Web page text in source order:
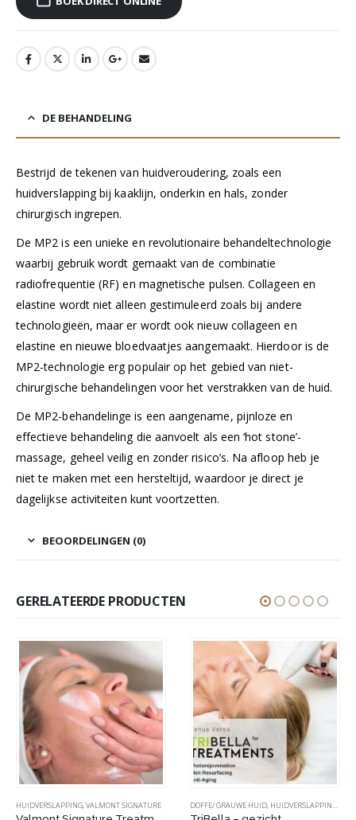
DE BEHANDELING
Bestrijd de tekenen van huidveroudering, zoals een
huidverslapping bij kaaklijn, onderkin en hals, zonder
chirurgisch ingrepen.
De MP2 is een unieke en revolutionaire behandeltechnologie
waarbij gebruik wordt gemaakt van de combinatie
radiofrequentie (RF) en magnetische pulsen. Collageen en
elastine wordt niet alleen gestimuleerd zoals bij andere
technologieën, maar er wordt ook nieuw collageen en
elastine en nieuwe bloedvaatjes aangemaakt. Hierdoor is de
MP2-technologie erg populair op het gebied van niet-
chirurgische behandelingen voor het verstrakken van de huid.
De MP2-behandelinge is een aangename, pijnloze en
effectieve behandeling die aanvoelt als een ‘hot stone’-
massage, geheel veilig en zonder risico’s. Na afloop heb je
niet te maken met een hersteltijd, waardoor je direct je
dagelijkse activiteiten kunt voortzetten.
BEOORDELINGEN (0)
GERELATEERDE PRODUCTEN
HUIDVERSLAPPING,VALMONT SIGNATURE DOFFE/ GRAUWE HUID, HUIDVERSLAPPING